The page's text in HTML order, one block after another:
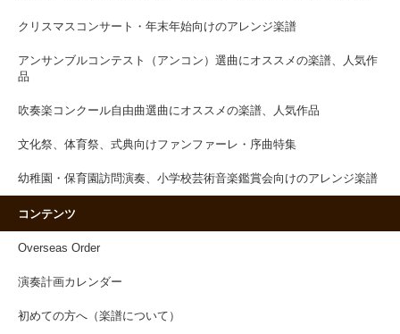
クリスマスコンサート・年末年始向けのアレンジ楽譜
アンサンブルコンテスト（アンコン）選曲にオススメの楽譜、人気作
品
吹奏楽コンクール自由曲選曲にオススメの楽譜、人気作品
文化祭、体育祭、式典向けファンファーレ・序曲特集
幼稚園・保育園訪問演奏、小学校芸術音楽鑑賞会向けのアレンジ楽譜
コンテンツ
Overseas Order
演奏計画カレンダー
初めての方へ（楽譜について）